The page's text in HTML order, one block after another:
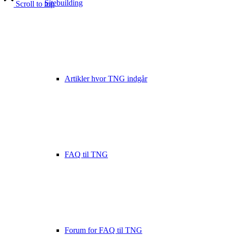
Sitebuilding
Artikler hvor TNG indgår
FAQ til TNG
Forum for FAQ til TNG
Scroll to top